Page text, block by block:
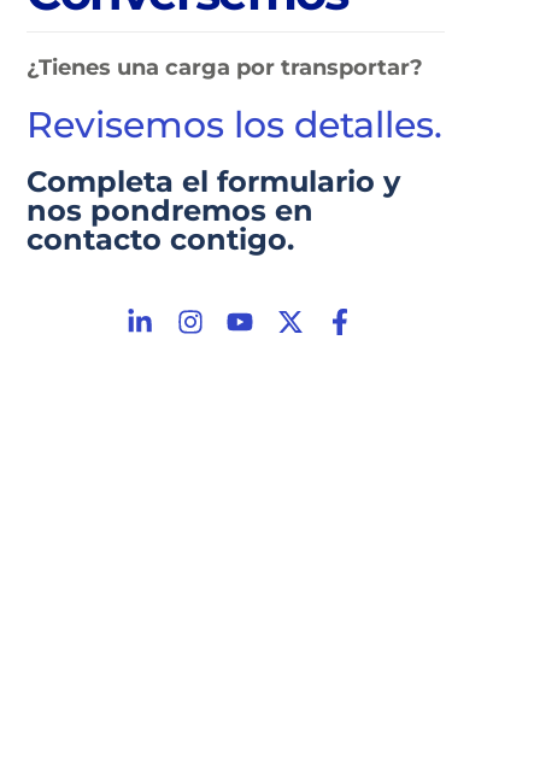
¿Tienes una carga por transportar?
Revisemos los detalles.
Completa el formulario y
nos pondremos en
contacto contigo.